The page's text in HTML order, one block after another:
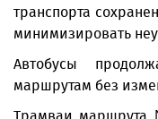
транспорта
минимизировать
Автобусы
маршрутам без